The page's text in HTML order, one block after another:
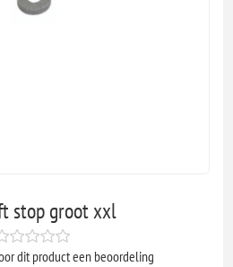
stop groot xxl
dit product een beoordeling